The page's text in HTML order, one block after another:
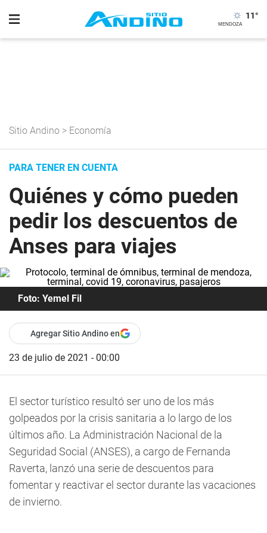
11°
Sitio Andino > Economía
PARA TENER EN CUENTA
Quiénes y cómo pueden
pedir los descuentos de
Anses para viajes
Foto: Yemel Fil
Agregar Sitio Andino en
23 de julio de 2021 - 00:00
El sector turístico resultó ser uno de los más
golpeados por la crisis sanitaria a lo largo de los
últimos año. La Administración Nacional de la
Seguridad Social (ANSES), a cargo de Fernanda
Raverta, lanzó una serie de descuentos para
fomentar y reactivar el sector durante las vacaciones
de invierno.